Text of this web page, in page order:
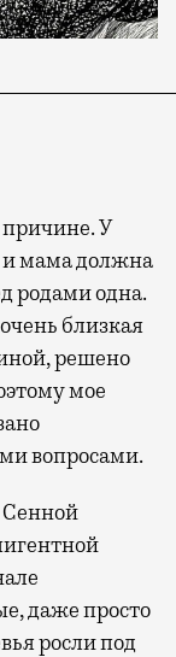
У
и мама должна
родами одна.
близкая
решено
мое
вопросами.
Сенной
даже просто
росли под